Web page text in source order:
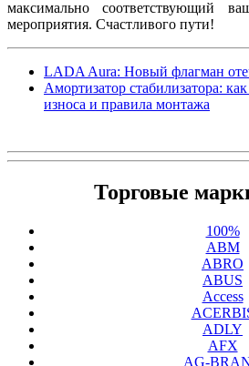
максимально соответствующий
мероприятия. Счастливого пути!
LADA Aura: Новый флагман
Амортизатор стабилизатора:
износа и правила монтажа
Торговые
100%
ABM
ABRO
ABUS
Access
ADLY
AFX
AG-